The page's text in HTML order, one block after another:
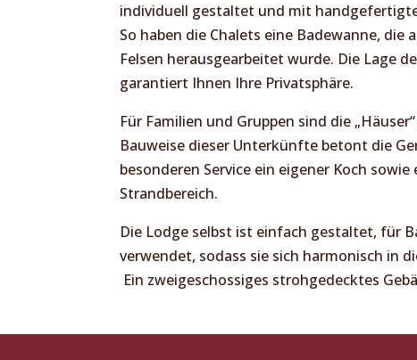
individuell gestaltet und mit
So haben die Chalets eine Badewanne, die
Felsen herausgearbeitet wurde. Die Lage
garantiert Ihnen Ihre Privatsphäre.
Für Familien und Gruppen sind die
Bauweise dieser Unterkünfte betont die
besonderen Service ein eigener Koch sowie
Strandbereich.
Die Lodge selbst ist einfach gestaltet, für
verwendet, sodass sie sich harmonisch in
Ein zweigeschossiges strohgedecktes